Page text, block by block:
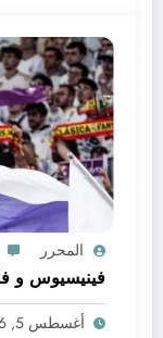
المحرر
فينيسيوس و
أغسطس 5, 2026